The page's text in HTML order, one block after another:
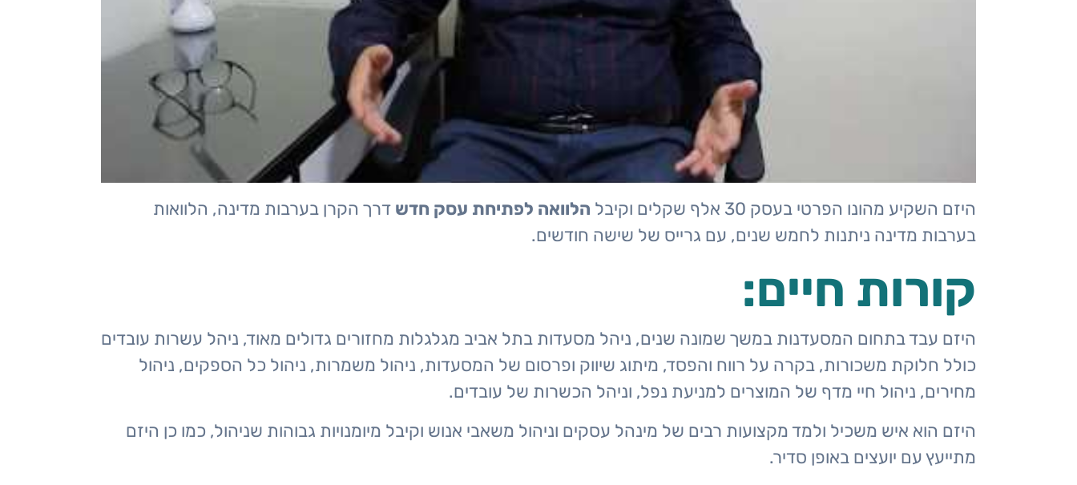
היזם השקיע מהונו הפרטי בעסק 30 אלף שקלים וקיבל הלוואה לפתיחת עסק חדש דרך הקרן בערבות מדינה, הלוואות
בערבות מדינה ניתנות לחמש שנים, עם גרייס של שישה חודשים.
קורות חיים:
היזם עבד בתחום המסעדנות במשך שמונה שנים, ניהל מסעדות בתל אביב מגלגלות מחזורים גדולים מאוד, ניהל עשרות עובדים
כולל חלוקת משכורות, בקרה על רווח והפסד, מיתוג שיווק ופרסום של המסעדות, ניהול משמרות, ניהול כל הספקים, ניהול
מחירים, ניהול חיי מדף של המוצרים למניעת נפל, וניהל הכשרות של עובדים.
היזם הוא איש משכיל ולמד מקצועות רבים של מינהל עסקים וניהול משאבי אנוש וקיבל מיומנויות גבוהות שניהול, כמו כן היזם
מתייעץ עם יועצים באופן סדיר.